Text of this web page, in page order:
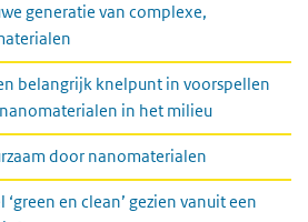
generatie van complexe,
belangrijk knelpunt in voorspellen
in het milieu
door nanomaterialen
en clean’ gezien vanuit een